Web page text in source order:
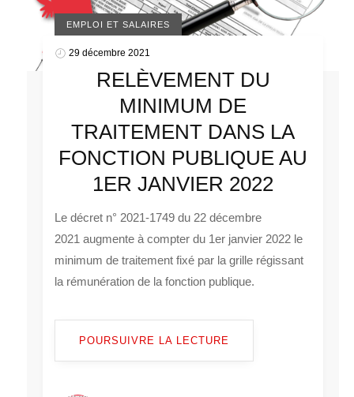
EMPLOI ET SALAIRES
29 décembre 2021
RELÈVEMENT DU
MINIMUM DE
TRAITEMENT DANS LA
FONCTION PUBLIQUE AU
1ER JANVIER 2022
Le décret n° 2021-1749 du 22 décembre
2021 augmente à compter du 1er janvier 2022 le
minimum de traitement fixé par la grille régissant
la rémunération de la fonction publique.
POURSUIVRE LA LECTURE